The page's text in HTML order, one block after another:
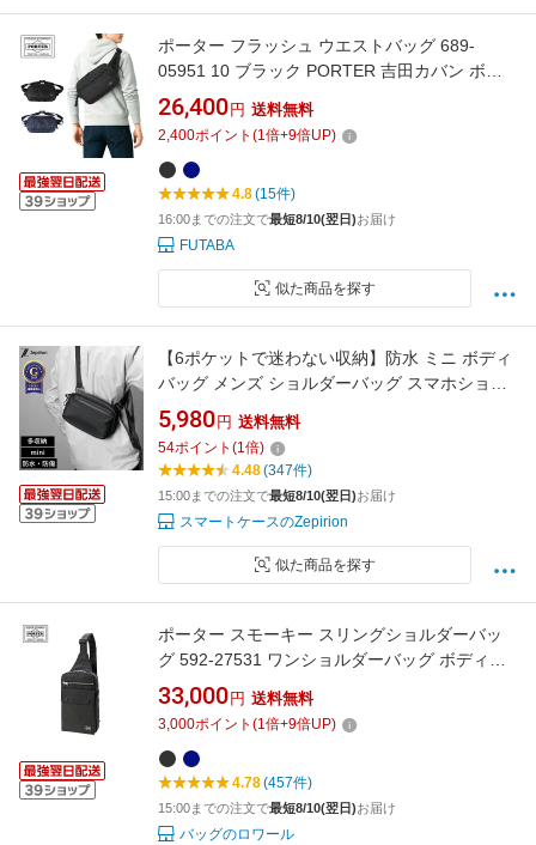
ポーター フラッシュ ウエストバッグ 689-
05951 10 ブラック PORTER 吉田カバン ボデ
ィバッグ FLASH ギフト プレゼント 日本製 斜
めがけ ブランド カジュアル
26,400 円 送料無料
2,400ポイント (1倍+9倍UP)
4.8(15件)
16:00までの注文で最短8/10(翌日)お届け
FUTABA
似た商品を探す
【6ポケットで迷わない収納】防水 ミニ ボディ
バッグ メンズ ショルダーバッグ スマホショル
ダー 撥水 ワンショルダーバッグ ワンショルダ
ー 多機能 軽量 ボディバック バッグ ウエストポ
ーチ 通勤 斜めがけ Urban Sling mini
5,980 円 送料無料
54ポイント (1倍)
4.48(347件)
15:00までの注文で最短8/10(翌日)お届け
スマートケースのZepirion
似た商品を探す
ポーター スモーキー スリングショルダーバッ
グ 592-27531 ワンショルダーバッグ ボディー
バッグ 吉田カバン ポーター porter
33,000 円 送料無料
3,000ポイント (1倍+9倍UP)
4.78(457件)
15:00までの注文で最短8/10(翌日)お届け
バッグのロワール